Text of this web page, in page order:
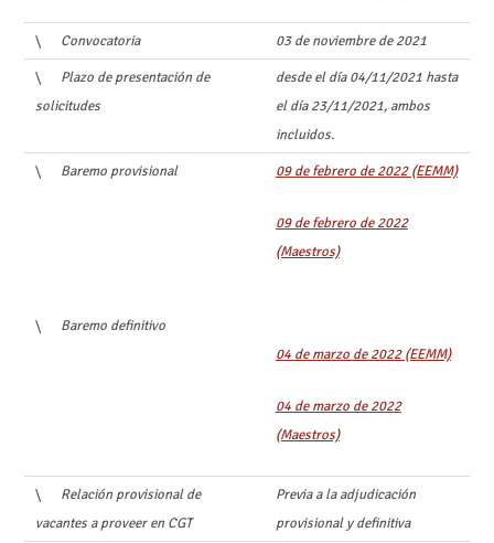
\ Convocatoria 03 de noviembre de 2021
\ Plazo de presentación de
solicitudes
desde el día 04/11/2021 hasta
el día 23/11/2021, ambos
incluidos.
\ Baremo provisional
\ Baremo definitivo
09 de febrero de 2022 (EEMM)
09 de febrero de 2022
(Maestros)
04 de marzo de 2022 (EEMM)
04 de marzo de 2022
(Maestros)
\ Relación provisional de
vacantes a proveer en CGT
Previa a la adjudicación
provisional y definitiva